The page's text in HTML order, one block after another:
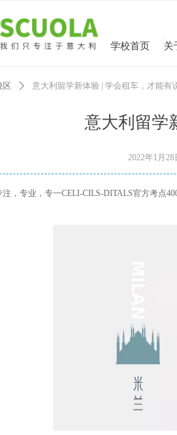
学校首页
意大利留学
区 ꄲ 意大利留学新体验 | 学会租车，才能有
2022年1月28
，专业，专一CELI-CILS-DITALS官方考点